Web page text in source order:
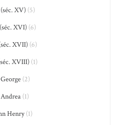
XV)(5)
XVI)(6)
XVII)(6)
XVIII)(1)
(2)
(1)
Henry(1)